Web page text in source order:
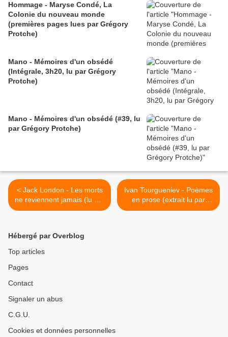
Hommage - Maryse Condé, La
Colonie du nouveau monde
(premières pages lues par Grégory
Protche)
Mano - Mémoires d'un obsédé
(Intégrale, 3h20, lu par Grégory
Protche)
Mano - Mémoires d'un obsédé (#39, lu
par Grégory Protche)
< Jack London - Les morts
ne reviennent jamais (lu par
Grégory Protche)
Ivan Tourgueniev - Poèmes
en prose (extrait lu par
Grégory Protche) >
Hébergé par Overblog
Top articles
Pages
Contact
Signaler un abus
C.G.U.
Cookies et données personnelles